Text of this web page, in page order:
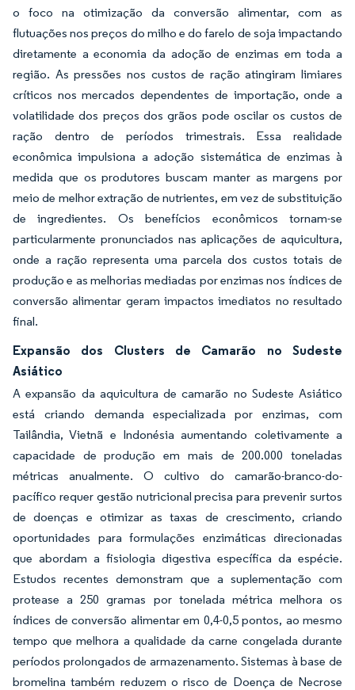
o foco na otimização da conversão alimentar, com as
flutuações nos preços do milho e do farelo de soja impactando
diretamente a economia da adoção de enzimas em toda a
região. As pressões nos custos de ração atingiram limiares
críticos nos mercados dependentes de importação, onde a
volatilidade dos preços dos grãos pode oscilar os custos de
ração dentro de períodos trimestrais. Essa realidade
econômica impulsiona a adoção sistemática de enzimas à
medida que os produtores buscam manter as margens por
meio de melhor extração de nutrientes, em vez de substituição
de ingredientes. Os benefícios econômicos tornam-se
particularmente pronunciados nas aplicações de aquicultura,
onde a ração representa uma parcela dos custos totais de
produção e as melhorias mediadas por enzimas nos índices de
conversão alimentar geram impactos imediatos no resultado
final.
Expansão dos Clusters de Camarão no Sudeste
Asiático
A expansão da aquicultura de camarão no Sudeste Asiático
está criando demanda especializada por enzimas, com
Tailândia, Vietnã e Indonésia aumentando coletivamente a
capacidade de produção em mais de 200.000 toneladas
métricas anualmente. O cultivo do camarão-branco-do-
pacífico requer gestão nutricional precisa para prevenir surtos
de doenças e otimizar as taxas de crescimento, criando
oportunidades para formulações enzimáticas direcionadas
que abordam a fisiologia digestiva específica da espécie.
Estudos recentes demonstram que a suplementação com
protease a 250 gramas por tonelada métrica melhora os
índices de conversão alimentar em 0,4-0,5 pontos, ao mesmo
tempo que melhora a qualidade da carne congelada durante
períodos prolongados de armazenamento. Sistemas à base de
bromelina também reduzem o risco de Doença de Necrose